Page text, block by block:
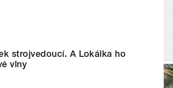
strojvedoucí. A Lokálka ho
vlny